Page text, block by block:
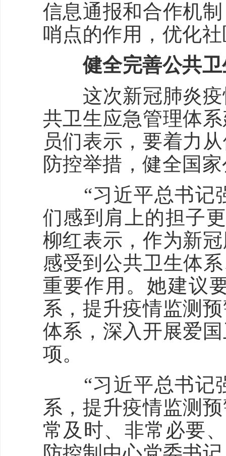
信息通报和合作机
哨点的作用，优化
健全完善公共卫
这次新冠肺炎疫
共卫生应急管理体
员们表示，要着力
防控举措，健全国
“习近平总书记强
们感到肩上的担子
柳红表示，作为新
感受到公共卫生体
重要作用。她建议
系，提升疫情监测
体系，深入开展爱
项。
“习近平总书记强
系，提升疫情监测
常及时、非常必要